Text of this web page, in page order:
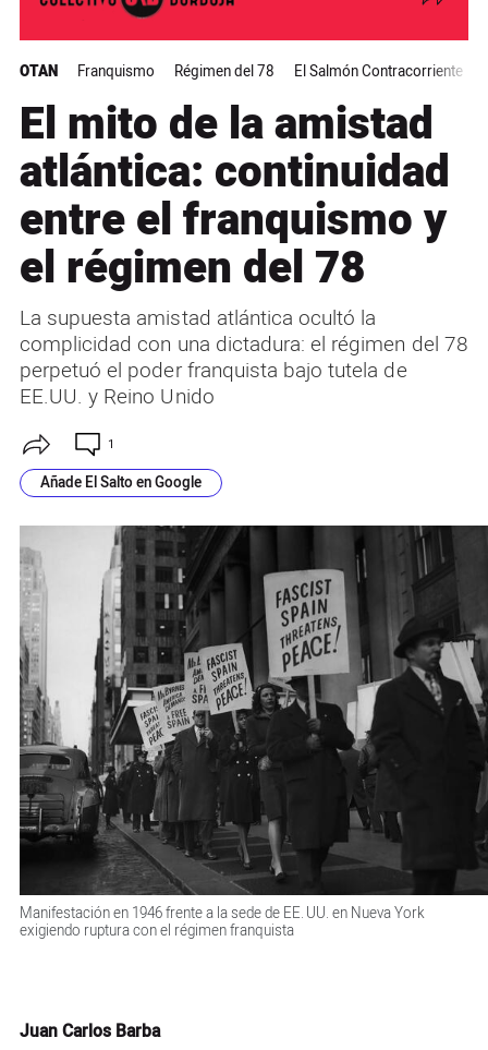
OTAN Franquismo Régimen del 78 El Salmón Contracorriente
El mito de la amistad
atlántica: continuidad
entre el franquismo y
el régimen del 78
La supuesta amistad atlántica ocultó la
complicidad con una dictadura: el régimen del 78
perpetuó el poder franquista bajo tutela de
EE.UU. y Reino Unido
1
Añade El Salto en Google
Manifestación en 1946 frente a la sede de EE. UU. en Nueva York
exigiendo ruptura con el régimen franquista
Juan Carlos Barba